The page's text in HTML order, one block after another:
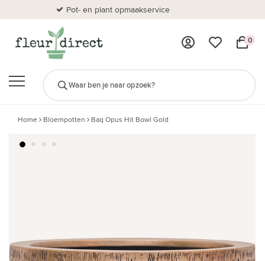
Pot- en plant opmaakservice
0
Home Bloempotten Baq Opus Hit Bowl Gold